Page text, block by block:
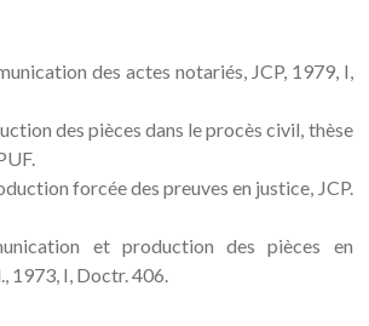
des actes notariés, JCP, 1979, I,
des pièces dans le procès civil, thèse
forcée des preuves en justice, JCP.
et production des pièces en
1973, I, Doctr. 406.